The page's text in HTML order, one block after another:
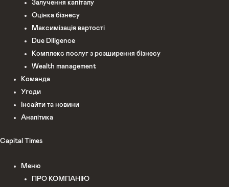
Залучення капіталу
Оцінка бізнесу
Максимізація вартості
Due Diligence
Комплекс послуг з розширення бізнесу
Wealth management
Команда
Угоди
Інсайти та новини
Аналітика
Capital Times
Меню
ПРО КОМПАНІЮ